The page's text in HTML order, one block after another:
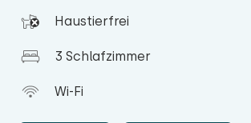
Haustierfrei
3 Schlafzimmer
Wi-Fi